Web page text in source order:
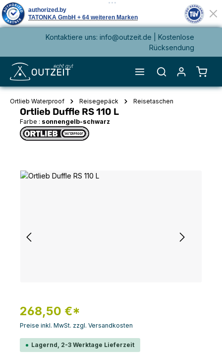
springenKontaktiere uns: info@outzeit.de | Kostenlose
Rücksendung
Ortlieb Waterproof Reisegepäck Reisetaschen
Ortlieb Duffle RS 110 L
Farbe : sonnengelb-schwarz
Bildergalerie überspringen
268,50 €*
Preise inkl. MwSt. zzgl. Versandkosten
Lagernd, 2-3 Werktage Lieferzeit